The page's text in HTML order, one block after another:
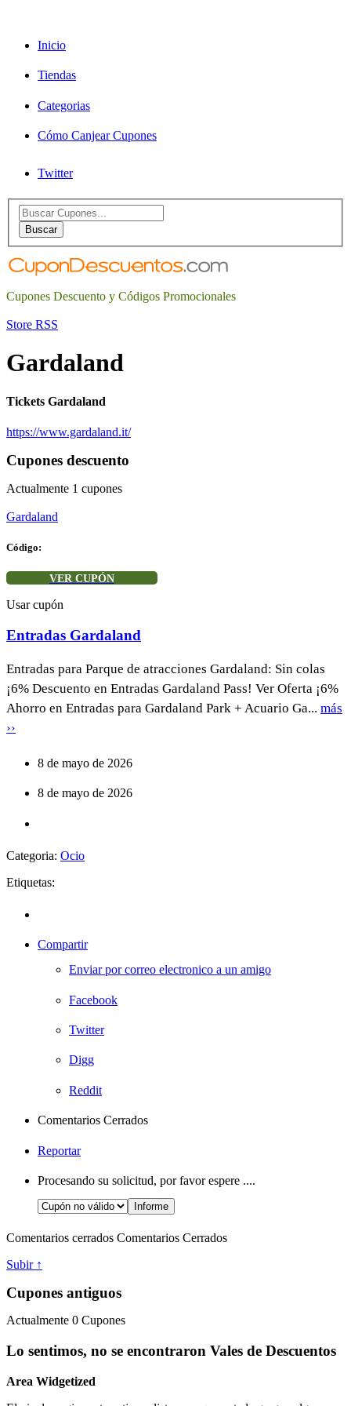
Inicio
Tiendas
Categorias
Cómo Canjear Cupones
Twitter
Search
for:Buscar
Cupones Descuento y Códigos Promocionales
Store RSS
Gardaland
Tickets Gardaland
https://www.gardaland.it/
Cupones descuento
Actualmente 1 cupones
Gardaland
Código:
VER CUPÓN
Usar cupón
Entradas Gardaland
Entradas para Parque de atracciones Gardaland: Sin colas
¡6% Descuento en Entradas Gardaland Pass! Ver Oferta ¡6%
Ahorro en Entradas para Gardaland Park + Acuario Ga... más
››
8 de mayo de 2026
8 de mayo de 2026
Categoria: Ocio
Etiquetas:
Compartir
Enviar por correo electronico a un amigo
Facebook
Twitter
Digg
Reddit
Comentarios Cerrados
Reportar
Procesando su solicitud, por favor espere ....
Comentarios cerrados Comentarios Cerrados
Subir ↑
Cupones antiguos
Actualmente 0 Cupones
Lo sentimos, no se encontraron Vales de Descuentos
Area Widgetized